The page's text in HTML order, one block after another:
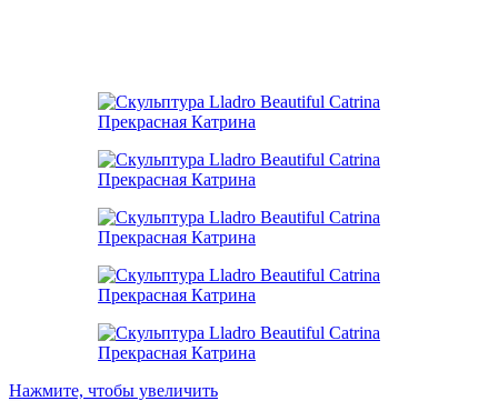
Нажмите, чтобы увеличить